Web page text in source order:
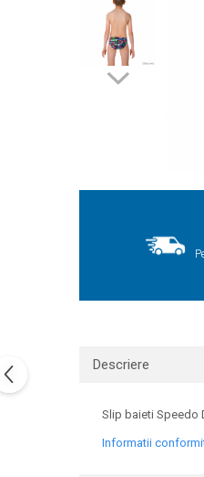
Descriere
Slip baieti Speedo
Informatii